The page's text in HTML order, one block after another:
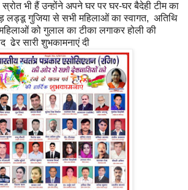
भी हैं उन्होंने अपने घर पर घर-घर बैदेही टीम का
लड्डू गुजिया से सभी महिलाओं का स्वागत, अतिथि
को गुलाल का टीका लगाकर होली की
ढेर सारी शुभकामनाएं दी